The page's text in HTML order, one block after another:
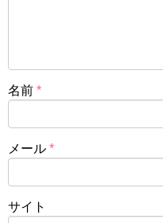
名前 *
メール *
サイト